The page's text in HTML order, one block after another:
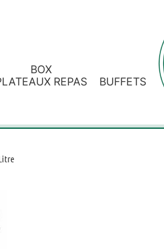
BOX
REPAS
BUFFETS